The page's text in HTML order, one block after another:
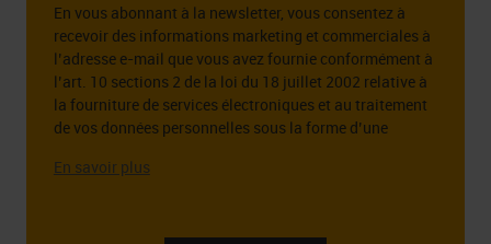
email
*
En vous abonnant à la newsletter, vous consentez à
recevoir des informations marketing et commerciales à
l’adresse e-mail que vous avez fournie conformément à
l’art. 10 sections 2 de la loi du 18 juillet 2002 relative à
la fourniture de services électroniques et au traitement
de vos données personnelles sous la forme d’une
Sp. k., st. Dlugosza 2-6, 51 – 162 Wrocław. Des